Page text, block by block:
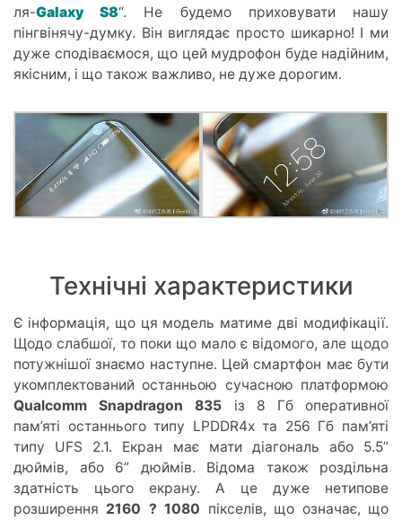
ля-Galaxy S8“. Не будемо приховувати нашу
пінгвінячу-думку. Він виглядає просто шикарно! І ми
дуже сподіваємося, що цей мудрофон буде надійним,
якісним, і що також важливо, не дуже дорогим.
Технічні характеристики
Є інформація, що ця модель матиме дві модифікації.
Щодо слабшої, то поки що мало є відомого, але щодо
потужнішої знаємо наступне. Цей смартфон має бути
укомплектований останньою сучасною платформою
Qualcomm Snapdragon 835 із 8 Гб оперативної
пам’яті останнього типу LPDDR4x та 256 Гб пам’яті
типу UFS 2.1. Екран має мати діагональ або 5.5”
дюймів, або 6” дюймів. Відома також роздільна
здатність цього екрану. А це дуже нетипове
розширення 2160 ? 1080 пікселів, що означає, що